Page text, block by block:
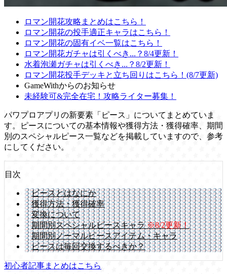
ロマン開花攻略まとめはこちら！
ロマン開花の投手適正キャラはこちら！
ロマン開花の固有イベ一覧はこちら！
ロマン開花ガチャは引くべき...？8/4更新！
水着泡瀬ガチャは引くべき...？8/2更新！
ロマン開花投手デッキと立ち回りはこちら！(8/7更新)
GameWithからのお知らせ
未経験可&完全在宅！攻略ライター募集！
パワプロアプリの新要素「ピース」についてまとめていま
す。ピースについての基本情報や獲得方法・獲得確率、期間
別のスペシャルピース一覧などを掲載していますので、参考
にしてください。
目次
ピースとはなにか
獲得方法・獲得確率
変換について
期間別スペシャルピースキャラ※8/2更新！
期間別ノーマルピースアイテム・キャラ
ピースは毎回交換するべきか？
初心者記事まとめはこちら